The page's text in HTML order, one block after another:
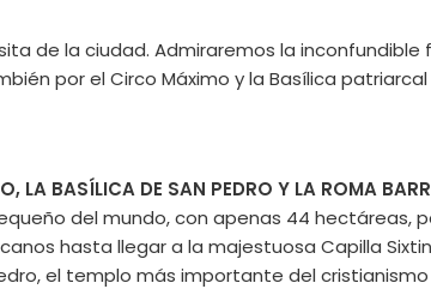
de la ciudad. Admiraremos la
por el Circo Máximo y la Basílica
LA BASÍLICA DE SAN PEDRO Y LA ROMA
del mundo, con apenas 44 hectáreas,
hasta llegar a la majestuosa Capilla
el templo más importante del